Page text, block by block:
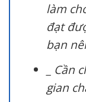
làm
đạt
bạn
_
gian